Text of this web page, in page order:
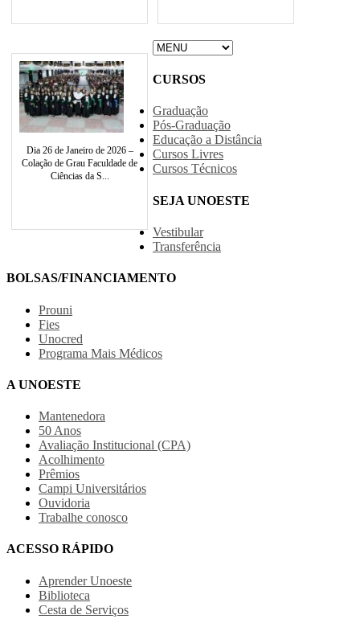
Dia 26 de Janeiro de 2026 –
Colação de Grau Faculdade de
Ciências da S...
CURSOS
Graduação
Pós-Graduação
Educação a Distância
Cursos Livres
Cursos Técnicos
SEJA UNOESTE
Vestibular
Transferência
BOLSAS/FINANCIAMENTO
Prouni
Fies
Unocred
Programa Mais Médicos
A UNOESTE
Mantenedora
50 Anos
Avaliação Institucional (CPA)
Acolhimento
Prêmios
Campi Universitários
Ouvidoria
Trabalhe conosco
ACESSO RÁPIDO
Aprender Unoeste
Biblioteca
Cesta de Serviços